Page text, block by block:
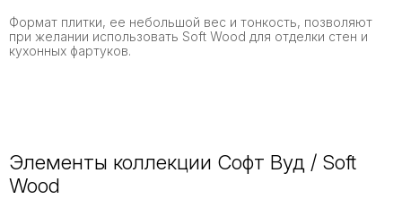
Формат плитки, ее небольшой вес и тонкость, позволяют
при желании использовать Soft Wood для отделки стен и
кухонных фартуков.
Элементы коллекции Софт Вуд / Soft
Wood